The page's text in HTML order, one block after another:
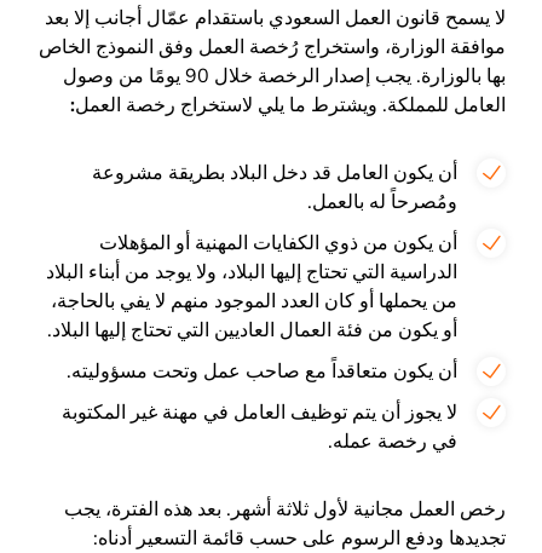
لا يسمح قانون العمل السعودي باستقدام عمّال أجانب إلا بعد
موافقة الوزارة، واستخراج رُخصة العمل وفق النموذج الخاص
بها بالوزارة. يجب إصدار الرخصة خلال 90 يومًا من وصول
العامل للمملكة. ويشترط ما يلي لاستخراج رخصة العمل:
أن يكون العامل قد دخل البلاد بطريقة مشروعة
ومُصرحاً له بالعمل.
أن يكون من ذوي الكفايات المهنية أو المؤهلات
الدراسية التي تحتاج إليها البلاد، ولا يوجد من أبناء البلاد
من يحملها أو كان العدد الموجود منهم لا يفي بالحاجة،
أو يكون من فئة العمال العاديين التي تحتاج إليها البلاد.
أن يكون متعاقداً مع صاحب عمل وتحت مسؤوليته.
لا يجوز أن يتم توظيف العامل في مهنة غير المكتوبة
في رخصة عمله.
رخص العمل مجانية لأول ثلاثة أشهر. بعد هذه الفترة، يجب
تجديدها ودفع الرسوم على حسب قائمة التسعير أدناه: